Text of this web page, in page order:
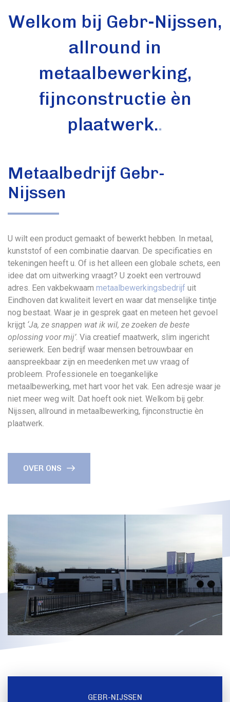
Welkom bij Gebr-Nijssen,
allround in
metaalbewerking,
fijnconstructie èn
plaatwerk..
Metaalbedrijf Gebr-
Nijssen
U wilt een product gemaakt of bewerkt hebben. In metaal,
kunststof of een combinatie daarvan. De specificaties en
tekeningen heeft u. Of is het alleen een globale schets, een
idee dat om uitwerking vraagt? U zoekt een vertrouwd
adres. Een vakbekwaam metaalbewerkingsbedrijf uit
Eindhoven dat kwaliteit levert en waar dat menselijke tintje
nog bestaat. Waar je in gesprek gaat en meteen het gevoel
krijgt ‘Ja, ze snappen wat ik wil, ze zoeken de beste
oplossing voor mij’. Via creatief maatwerk, slim ingericht
seriewerk. Een bedrijf waar mensen betrouwbaar en
aanspreekbaar zijn en meedenken met uw vraag of
probleem. Professionele en toegankelijke
metaalbewerking, met hart voor het vak. Een adresje waar je
niet meer weg wilt. Dat hoeft ook niet. Welkom bij gebr.
Nijssen, allround in metaalbewerking, fijnconstructie èn
plaatwerk.
OVER ONS
GEBR-NIJSSEN